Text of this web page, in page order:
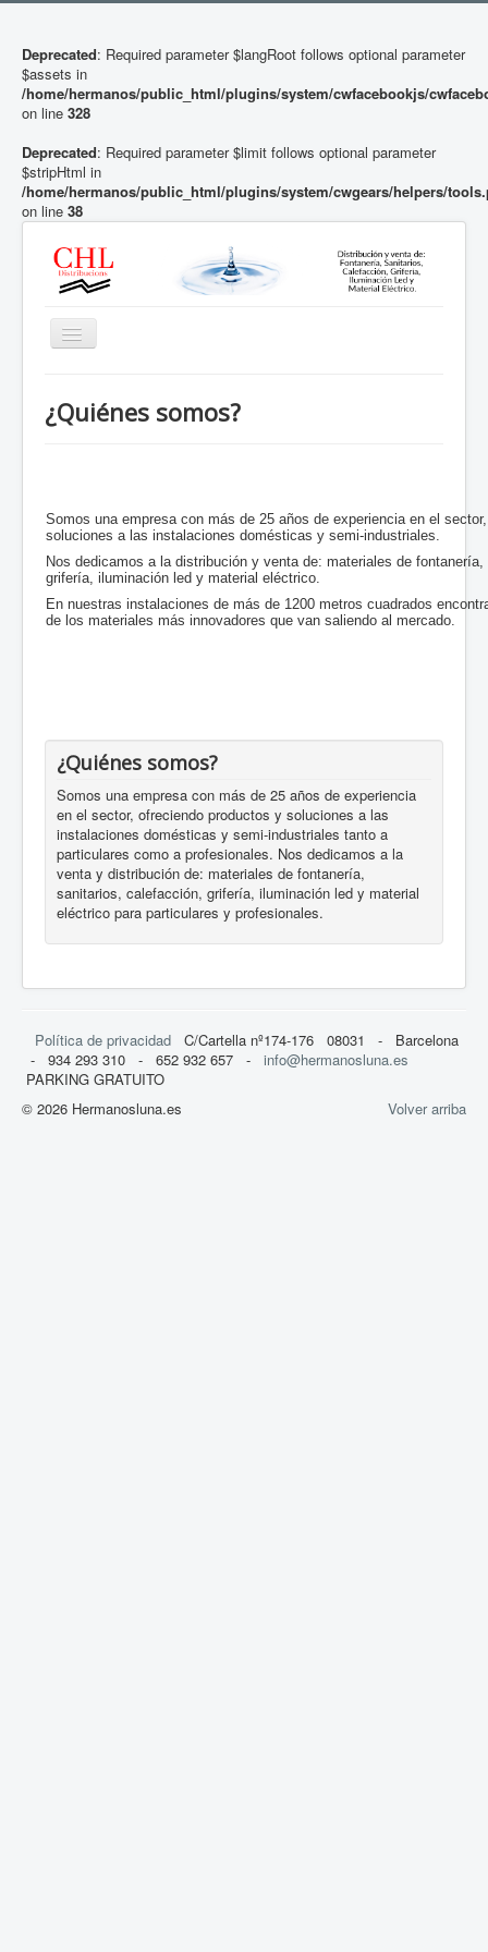
Deprecated: Required parameter $langRoot follows optional parameter
$assets in
/home/hermanos/public_html/plugins/system/cwfacebookjs/
on line 328
Deprecated: Required parameter $limit follows optional parameter
$stripHtml in
/home/hermanos/public_html/plugins/system/cwgears/helpers/
on line 38
Toggle
Navigation
Descalcificadores y Ósmosis
Marcas comercializadas
Nosotros
Blog
¿Quiénes somos?
Somos una empresa con más de 25 años de experiencia en el
soluciones a las instalaciones domésticas y semi-industriales.
Nos dedicamos a la distribución y venta de: materiales de
grifería, iluminación led y material eléctrico.
En nuestras instalaciones de más de 1200 metros cuadrados
de los materiales más innovadores que van saliendo al mercado.
¿Quiénes somos?
Somos una empresa con más de 25 años de experiencia
en el sector, ofreciendo productos y soluciones a las
instalaciones domésticas y semi-industriales tanto a
particulares como a profesionales. Nos dedicamos a la
venta y distribución de: materiales de fontanería,
sanitarios, calefacción, grifería, iluminación led y material
eléctrico para particulares y profesionales.
Política de privacidad C/Cartella nº174-176 08031 - Barcelona
- 934 293 310 - 652 932 657 - info@hermanosluna.es
PARKING GRATUITO
Volver arriba
© 2026 Hermanosluna.es